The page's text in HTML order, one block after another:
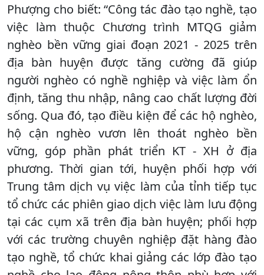
Phượng cho biết: “Công tác đào tạo nghề, tạo
việc làm thuộc Chương trình MTQG giảm
nghèo bền vững giai đoạn 2021 - 2025 trên
địa bàn huyện được tăng cường đã giúp
người nghèo có nghề nghiệp và việc làm ổn
định, tăng thu nhập, nâng cao chất lượng đời
sống. Qua đó, tạo điều kiện để các hộ nghèo,
hộ cận nghèo vươn lên thoát nghèo bền
vững, góp phần phát triển KT - XH ở địa
phương. Thời gian tới, huyện phối hợp với
Trung tâm dịch vụ việc làm của tỉnh tiếp tục
tổ chức các phiên giao dịch việc làm lưu động
tại các cụm xã trên địa bàn huyện; phối hợp
với các trường chuyên nghiệp đặt hàng đào
tạo nghề, tổ chức khai giảng các lớp đào tạo